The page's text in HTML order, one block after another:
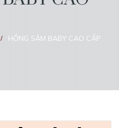
/
HỒNG SÂM BABY CAO CẤP